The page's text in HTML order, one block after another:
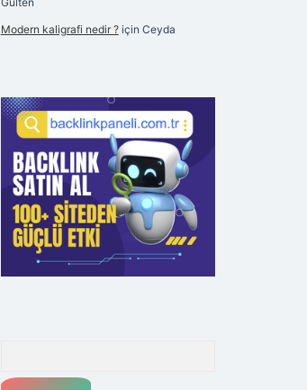
Modern kaligrafi nedir ?için Ceyda